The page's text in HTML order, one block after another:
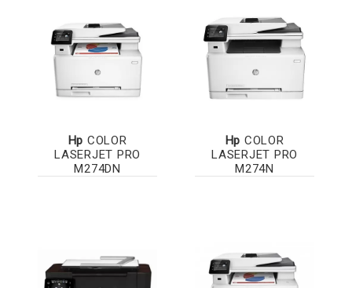
Hp COLOR
LASERJET PRO
M274DN
Hp COLOR
LASERJET PRO
M274N